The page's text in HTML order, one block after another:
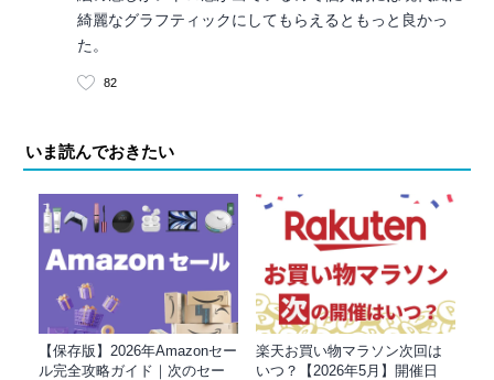
綺麗なグラフティックにしてもらえるともっと良かっ
た。
82
いま読んでおきたい
【保存版】2026年Amazonセー
ル完全攻略ガイド｜次のセー
楽天お買い物マラソン次回は
いつ？【2026年5月】開催日